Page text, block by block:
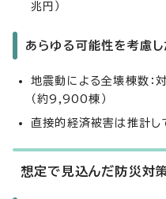
兆円）
あらゆる可能性を考慮し
地震動による全壊棟数
（約9,900棟）
直接的経済被害は推計し
想定で見込んだ防災対